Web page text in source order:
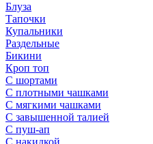
Блуза
Тапочки
Купальники
Раздельные
Бикини
Кроп топ
С шортами
С плотными чашками
С мягкими чашками
С завышенной талией
С пуш-ап
С накидкой